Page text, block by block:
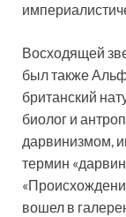
Восходящей
был также
британский
биолог и
дарвинизмом,
термин
вошел в